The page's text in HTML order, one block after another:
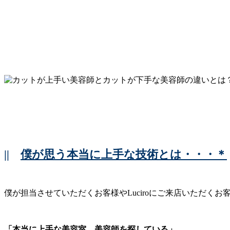
|| 僕が思う本当に上手な技術とは・・・＊
僕が担当させていただくお客様やLuciroにご来店いただくお